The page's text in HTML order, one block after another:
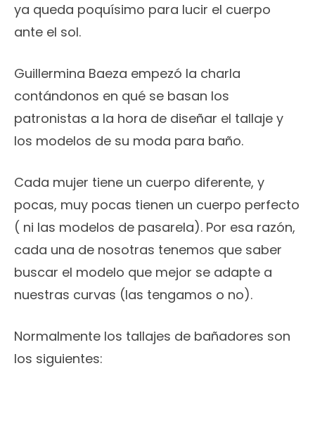
ya queda poquísimo para lucir el cuerpo
ante el sol.
Guillermina Baeza empezó la charla
contándonos en qué se basan los
patronistas a la hora de diseñar el tallaje y
los modelos de su moda para baño.
Cada mujer tiene un cuerpo diferente, y
pocas, muy pocas tienen un cuerpo perfecto
( ni las modelos de pasarela). Por esa razón,
cada una de nosotras tenemos que saber
buscar el modelo que mejor se adapte a
nuestras curvas (las tengamos o no).
Normalmente los tallajes de bañadores son
los siguientes: